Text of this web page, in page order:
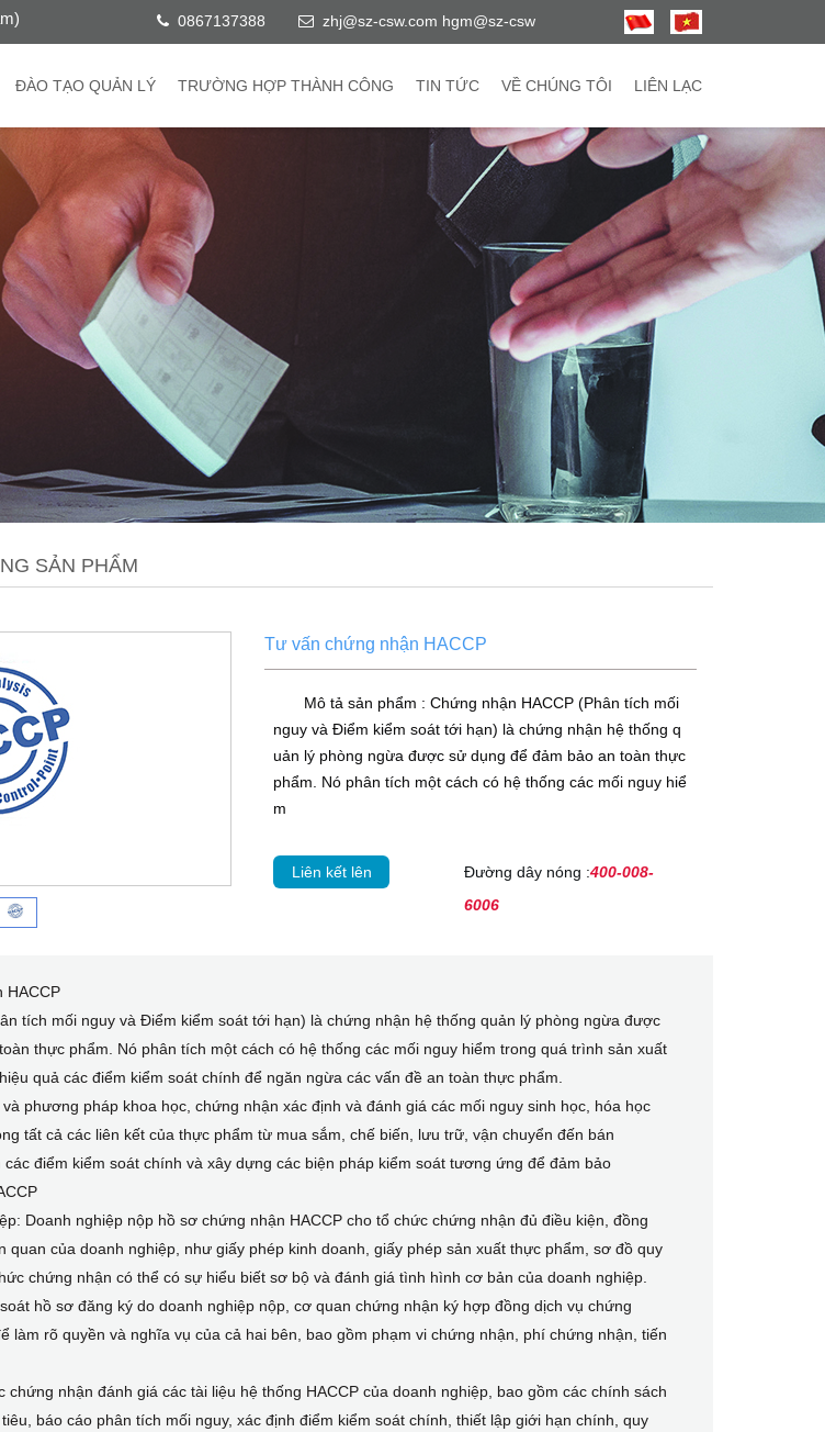
0867137388 zhj@sz-csw.com hgm@sz-csw
ĐÀO TẠO QUẢN LÝ TRƯỜNG HỢP THÀNH CÔNG TIN TỨC VỀ CHÚNG TÔI LIÊN LẠC
SẢN PHẨM
Tư vấn chứng nhận HACCP
Mô tả sản phẩm : Chứng nhận HACCP (Phân tích mối
nguy và Điểm kiểm soát tới hạn) là chứng nhận hệ thống q
uản lý phòng ngừa được sử dụng để đảm bảo an toàn thực
phẩm. Nó phân tích một cách có hệ thống các mối nguy hiể
m
Liên kết lên Đường dây nóng :400-008-
6006
HACCP
tích mối nguy và Điểm kiểm soát tới hạn) là chứng nhận hệ thống quản lý phòng ngừa được
thực phẩm. Nó phân tích một cách có hệ thống các mối nguy hiểm trong quá trình sản xuất
quả các điểm kiểm soát chính để ngăn ngừa các vấn đề an toàn thực phẩm.
phương pháp khoa học, chứng nhận xác định và đánh giá các mối nguy sinh học, hóa học
tất cả các liên kết của thực phẩm từ mua sắm, chế biến, lưu trữ, vận chuyển đến bán
các điểm kiểm soát chính và xây dựng các biện pháp kiểm soát tương ứng để đảm bảo
Doanh nghiệp nộp hồ sơ chứng nhận HACCP cho tổ chức chứng nhận đủ điều kiện, đồng
quan của doanh nghiệp, như giấy phép kinh doanh, giấy phép sản xuất thực phẩm, sơ đồ quy
chứng nhận có thể có sự hiểu biết sơ bộ và đánh giá tình hình cơ bản của doanh nghiệp.
hồ sơ đăng ký do doanh nghiệp nộp, cơ quan chứng nhận ký hợp đồng dịch vụ chứng
làm rõ quyền và nghĩa vụ của cả hai bên, bao gồm phạm vi chứng nhận, phí chứng nhận, tiến
chứng nhận đánh giá các tài liệu hệ thống HACCP của doanh nghiệp, bao gồm các chính sách
báo cáo phân tích mối nguy, xác định điểm kiểm soát chính, thiết lập giới hạn chính, quy